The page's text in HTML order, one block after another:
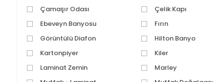
Çamaşır Odası
Çelik Kapı
Ebeveyn Banyosu
Fırın
Görüntülü Diafon
Hilton Banyo
Kartonpiyer
Kiler
Laminat Zemin
Marley